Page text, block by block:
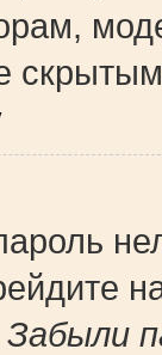
Забыли